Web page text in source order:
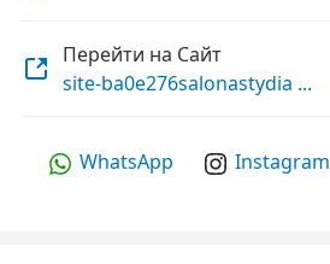
Перейти на Сайт
site-ba0e276salonastydia ...
WhatsApp Instagram